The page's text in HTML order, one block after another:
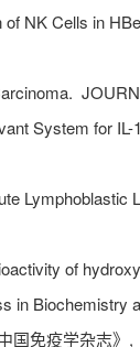
NK Cells in
System for
Lymphoblastic
of
in Biochemistry
国免疫学杂志》,